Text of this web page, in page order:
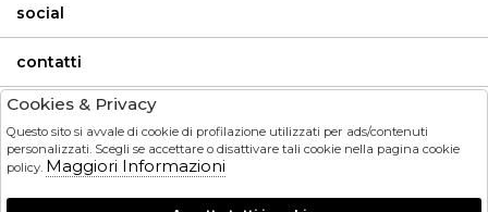
social
contatti
HO LETTO ED ACCETTATO LE CONDIZIONI SULLA PRIVACY.
Cookies & Privacy
Questo sito si avvale di cookie di profilazione utilizzati per ads/contenuti
personalizzati. Scegli se accettare o disattivare tali cookie nella pagina cookie
policy. Maggiori Informazioni